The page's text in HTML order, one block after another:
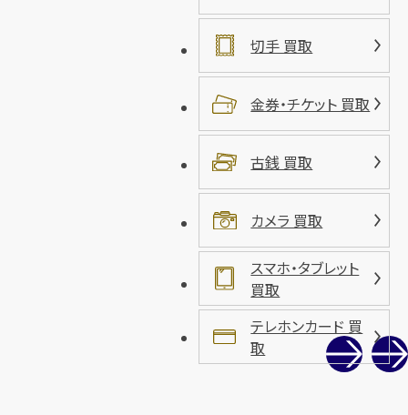
切手 買取
金券・チケット 買取
古銭 買取
カメラ 買取
スマホ・タブレット
買取
テレホンカード 買
取